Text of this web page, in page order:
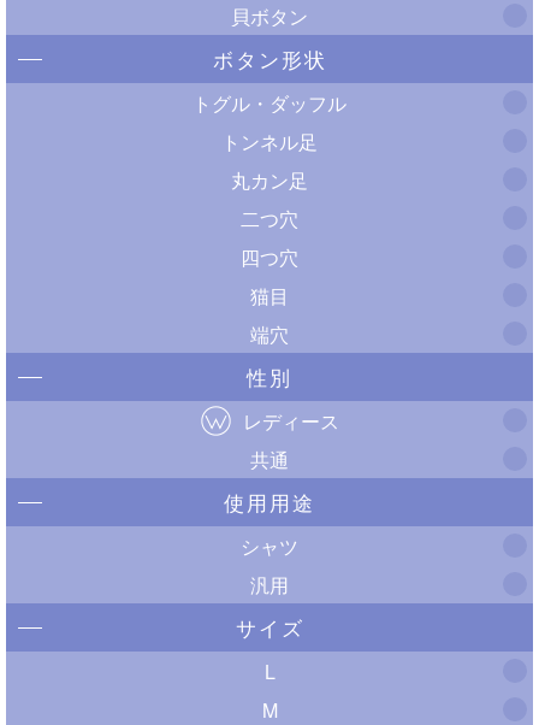
貝ボタン
ボタン形状
トグル・ダッフル
トンネル足
丸カン足
二つ穴
四つ穴
猫目
端穴
性別
レディース
共通
使用用途
シャツ
汎用
サイズ
L
M